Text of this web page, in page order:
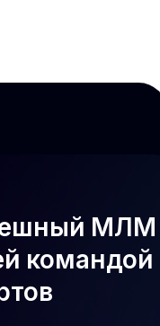
МЛМ
командой